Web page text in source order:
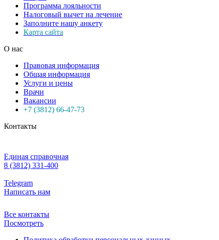
Программа лояльности
Налоговый вычет на лечение
Заполните нашу анкету
Карта сайта
О нас
Правовая информация
Общая информация
Услуги и цены
Врачи
Вакансии
+7 (3812) 66-47-73
Контакты
Единая справочная
8 (3812) 331-400
Telegram
Написать нам
Все контакты
Посмотреть